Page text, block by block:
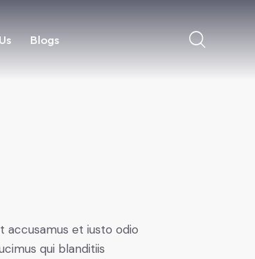
Blogs
accusamus et iusto odio
qui blanditiis